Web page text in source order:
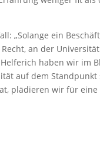
„Solange ein
an der
haben wir im
auf dem Standpunkt
plädieren wir für eine